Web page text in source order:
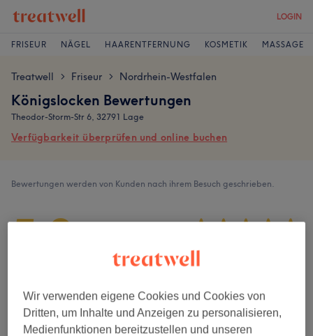
LOGIN
FRISEUR NÄGEL HAARENTFERNUNG KOSMETIK MASSAGE
Treatwell > Friseur > Nordrhein-Westfalen
Königslocken Bewertungen
Theodor-Storm-Str 6, 32791 Lage
Verfügbarkeit überprüfen und online buchen
Bewertungen werden von Kunden nach ihrem Besuch geschrieben.
5,0
Sauberkeit
Wir verwenden eigene Cookies und Cookies von
Dritten, um Inhalte und Anzeigen zu personalisieren,
Medienfunktionen bereitzustellen und unseren